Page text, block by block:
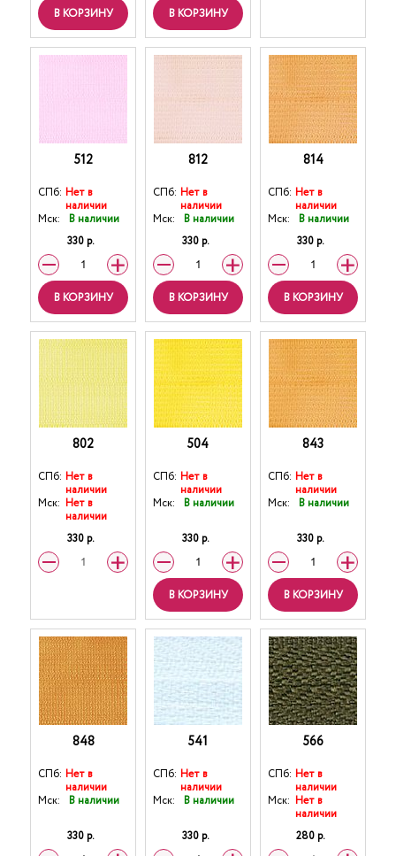
В КОРЗИНУ В КОРЗИНУ
512
СПб: Нет в
наличии
Мск:
В наличии
330 р.
В КОРЗИНУ
812
СПб: Нет в
наличии
Мск:
В наличии
330 р.
В КОРЗИНУ
814
СПб: Нет в
наличии
Мск:
В наличии
330 р.
В КОРЗИНУ
802
СПб: Нет в
наличии
Мск: Нет в
наличии
330 р.
504
СПб: Нет в
наличии
Мск:
В наличии
330 р.
В КОРЗИНУ
843
СПб: Нет в
наличии
Мск:
В наличии
330 р.
В КОРЗИНУ
848
СПб: Нет в
наличии
Мск:
В наличии
330 р.
541
СПб: Нет в
наличии
Мск:
В наличии
330 р.
566
СПб: Нет в
наличии
Мск: Нет в
наличии
280 р.